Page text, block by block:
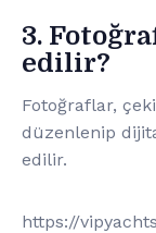
3.
edilir?
Fotoğraflar,
düzenlenip
edilir.
https://